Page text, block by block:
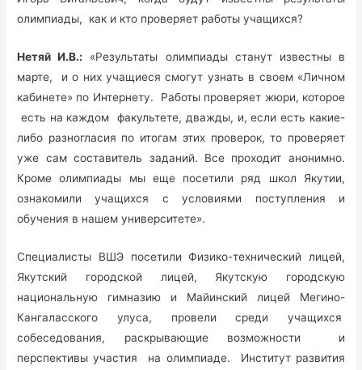
олимпиады, как и кто проверяет работы учащихся?
Нетяй И.В.: «Результаты олимпиады станут известны в
марте, и о них учащиеся смогут узнать в своем «Личном
кабинете» по Интернету. Работы проверяет жюри, которое
есть на каждом факультете, дважды, и, если есть какие-
либо разногласия по итогам этих проверок, то проверяет
уже сам составитель заданий. Все проходит анонимно.
Кроме олимпиады мы еще посетили ряд школ Якутии,
ознакомили учащихся с условиями поступления и
обучения в нашем университете».
Специалисты ВШЭ посетили Физико-технический лицей,
Якутский городской лицей, Якутскую городскую
национальную гимназию и Майинский лицей Мегино-
Кангаласского улуса, провели среди учащихся
собеседования, раскрывающие возможности и
перспективы участия на олимпиаде. Институт развития